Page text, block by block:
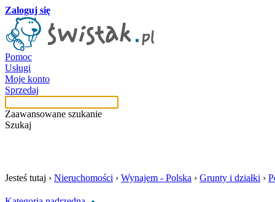
Zaloguj się
Pomoc
Usługi
Moje konto
Sprzedaj
Zaawansowane szukanie
Szukaj
Jesteś tutaj › Nieruchomości › Wynajem - Polska › Grunty i działki ›